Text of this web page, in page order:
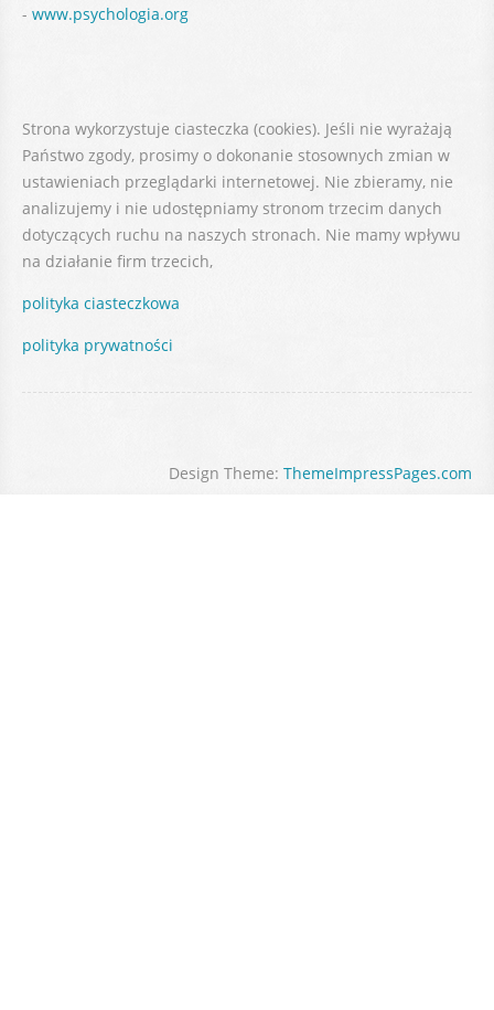
- www.psychologia.org
Strona wykorzystuje ciasteczka (cookies). Jeśli nie wyrażają
Państwo zgody, prosimy o dokonanie stosownych zmian w
ustawieniach przeglądarki internetowej. Nie zbieramy, nie
analizujemy i nie udostępniamy stronom trzecim danych
dotyczących ruchu na naszych stronach. Nie mamy wpływu
na działanie firm trzecich,
polityka ciasteczkowa
polityka prywatności
Design Theme: ThemeImpressPages.com